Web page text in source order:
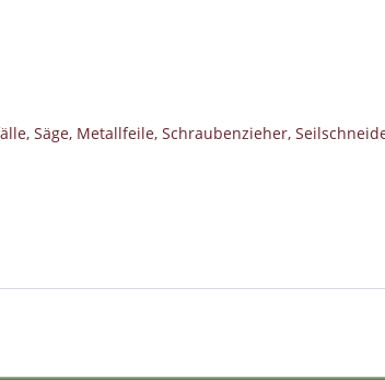
Säge, Metallfeile, Schraubenzieher,